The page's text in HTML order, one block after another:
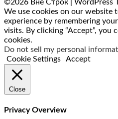
©2026 Вне Строк | WordPress
We use cookies on our website
experience by remembering
visits. By clicking “Accept”, you
cookies.
Do not sell my personal
Cookie Settings
Accept
Close
Privacy Overview